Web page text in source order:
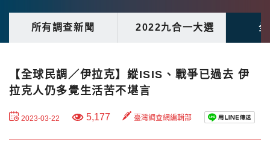
所有調查新聞 2022九合一大選
【全球民調／伊拉克】縱ISIS、戰爭已過去 伊
拉克人仍多覺生活苦不堪言
2023-03-22 5,177 臺灣調查網編輯部